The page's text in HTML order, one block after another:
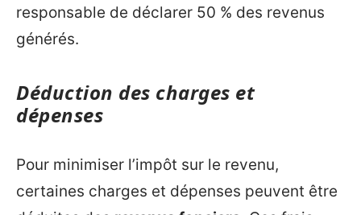
responsable de déclarer 50 % des revenus
générés.
Déduction des charges et
dépenses
Pour minimiser l’impôt sur le revenu,
certaines charges et dépenses peuvent être